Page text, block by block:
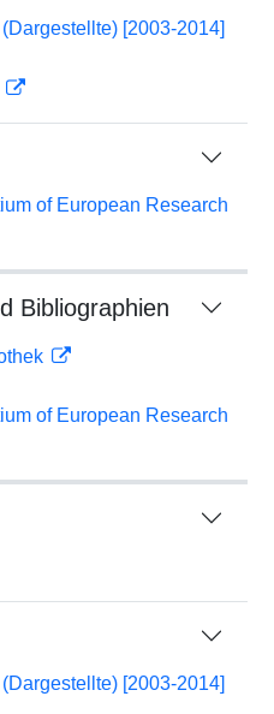
[2003-2014]
of European Research
Bibliographien
of European Research
[2003-2014]